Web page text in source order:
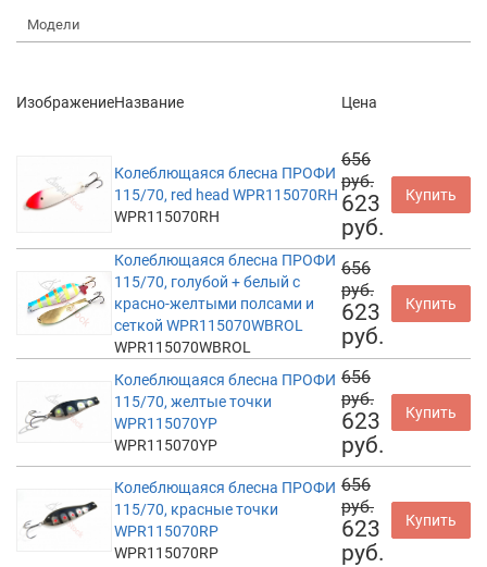
Модели
ИзображениеНазвание Цена
Колеблющаяся блесна ПРОФИ
115/70, red head WPR115070RH
WPR115070RH
656
руб.
623
руб.
Купить
Колеблющаяся блесна ПРОФИ
115/70, голубой + белый с
красно-желтыми полсами и
сеткой WPR115070WBROL
WPR115070WBROL
656
руб.
623
руб.
Купить
Колеблющаяся блесна ПРОФИ
115/70, желтые точки
WPR115070YP
WPR115070YP
656
руб.
623
руб.
Купить
Колеблющаяся блесна ПРОФИ
115/70, красные точки
WPR115070RP
WPR115070RP
656
руб.
623
руб.
Купить